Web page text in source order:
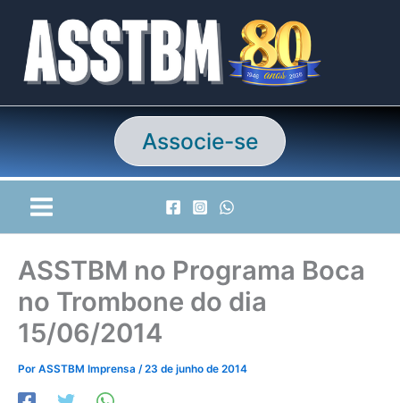
conteúdo
Associe-se
ASSTBM no Programa Boca
no Trombone do dia
15/06/2014
Por ASSTBM Imprensa /23 de junho de 2014